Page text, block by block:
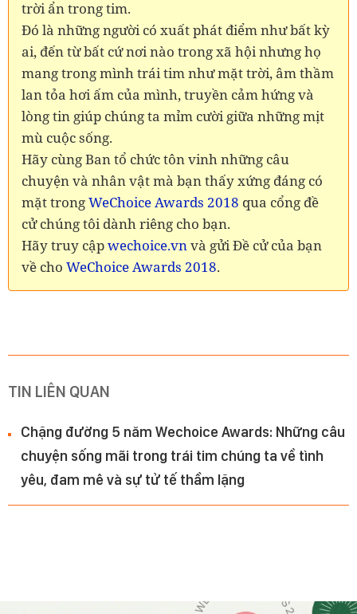
trời ẩn trong tim.
Đó là những người có xuất phát điểm như bất kỳ
ai, đến từ bất cứ nơi nào trong xã hội nhưng họ
mang trong mình trái tim như mặt trời, âm thầm
lan tỏa hơi ấm của mình, truyền cảm hứng và
lòng tin giúp chúng ta mỉm cười giữa những mịt
mù cuộc sống.
Hãy cùng Ban tổ chức tôn vinh những câu
chuyện và nhân vật mà bạn thấy xứng đáng có
mặt trongWeChoice Awards 2018 qua cổng đề
cử chúng tôi dành riêng cho bạn.
Hãy truy cậpwechoice.vn và gửi Đề cử của bạn
về cho WeChoice Awards 2018.
TIN LIÊN QUAN
Chặng đường 5 năm Wechoice Awards: Những câu
chuyện sống mãi trong trái tim chúng ta về tình
yêu, đam mê và sự tử tế thầm lặng